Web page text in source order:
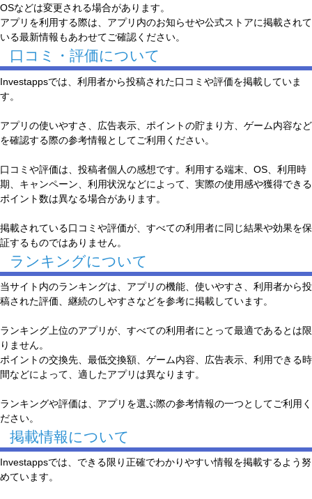
OSなどは変更される場合があります。
アプリを利用する際は、アプリ内のお知らせや公式ストアに掲載されて
いる最新情報もあわせてご確認ください。
口コミ・評価について
Investappsでは、利用者から投稿された口コミや評価を掲載していま
す。
アプリの使いやすさ、広告表示、ポイントの貯まり方、ゲーム内容など
を確認する際の参考情報としてご利用ください。
口コミや評価は、投稿者個人の感想です。利用する端末、OS、利用時
期、キャンペーン、利用状況などによって、実際の使用感や獲得できる
ポイント数は異なる場合があります。
掲載されている口コミや評価が、すべての利用者に同じ結果や効果を保
証するものではありません。
ランキングについて
当サイト内のランキングは、アプリの機能、使いやすさ、利用者から投
稿された評価、継続のしやすさなどを参考に掲載しています。
ランキング上位のアプリが、すべての利用者にとって最適であるとは限
りません。
ポイントの交換先、最低交換額、ゲーム内容、広告表示、利用できる時
間などによって、適したアプリは異なります。
ランキングや評価は、アプリを選ぶ際の参考情報の一つとしてご利用く
ださい。
掲載情報について
Investappsでは、できる限り正確でわかりやすい情報を掲載するよう努
めています。